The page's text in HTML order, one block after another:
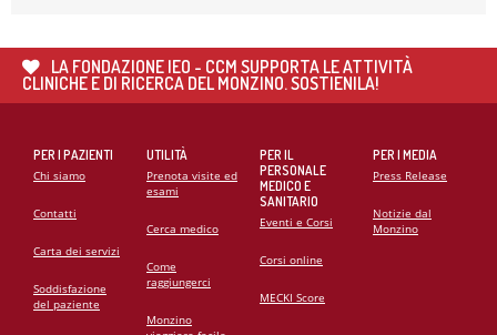
PROF. GIANFRANCO SINAGRA AL CONGRESSO
CARDIO MONZINO 2025
LA FONDAZIONE IEO - CCM SUPPORTA LE ATTIVITÀ
CLINICHE E DI RICERCA DEL MONZINO. SOSTIENILA!
PER I PAZIENTI
Chi siamo
Contatti
Carta dei servizi
Soddisfazione
del paziente
UTILITÀ
Prenota visite ed
esami
Cerca medico
Come
raggiungerci
Monzino
PER IL
PERSONALE
MEDICO E
SANITARIO
Eventi e Corsi
Corsi online
MECKI Score
PER I MEDIA
Press Release
Notizie dal
Monzino